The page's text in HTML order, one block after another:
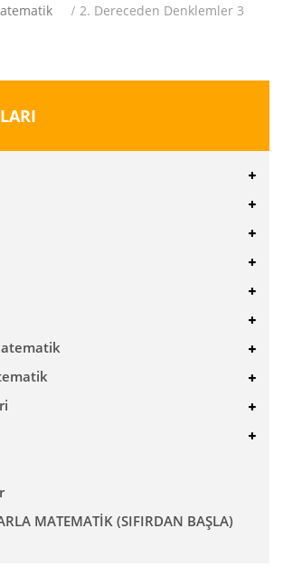
2. Dereceden Denklemler 3
MATEMATİK (SIFIRDAN BAŞLA)